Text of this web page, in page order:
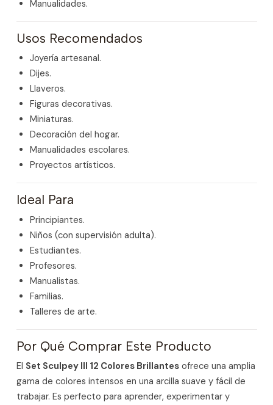
Manualidades.
Usos Recomendados
Joyería artesanal.
Dijes.
Llaveros.
Figuras decorativas.
Miniaturas.
Decoración del hogar.
Manualidades escolares.
Proyectos artísticos.
Ideal Para
Principiantes.
Niños (con supervisión adulta).
Estudiantes.
Profesores.
Manualistas.
Familias.
Talleres de arte.
Por Qué Comprar Este Producto
El Set Sculpey III 12 Colores Brillantesofrece una amplia
gama de colores intensos en una arcilla suave y fácil de
trabajar. Es perfecto para aprender, experimentar y